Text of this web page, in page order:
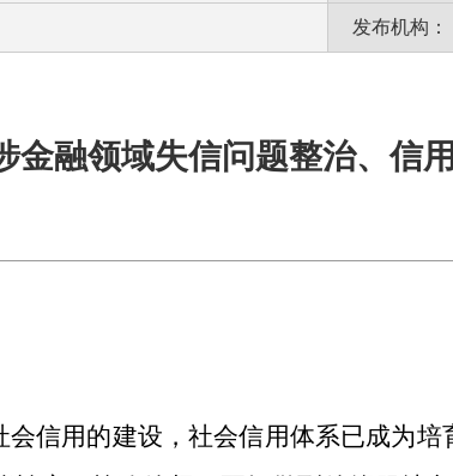
发布机构：
金融领域失信问题整治、信
信用的建设，社会信用体系已成为